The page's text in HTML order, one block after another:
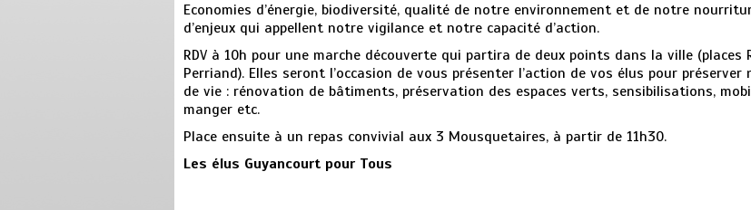
Economies d’énergie, biodiversité, qualité de notre environnement et de notre
d’enjeux qui appellent notre vigilance et notre capacité d’action.
RDV à 10h pour une marche découverte qui partira de deux points dans la ville (places
Perriand). Elles seront l’occasion de vous présenter l’action de vos élus pour préserver
de vie : rénovation de bâtiments, préservation des espaces verts, sensibilisations,
manger etc.
Place ensuite à un repas convivial aux 3 Mousquetaires, à partir de 11h30.
Les élus Guyancourt pour Tous